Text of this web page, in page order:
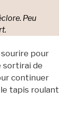
Peu
pour
sortirai de
continuer
tapis roulant